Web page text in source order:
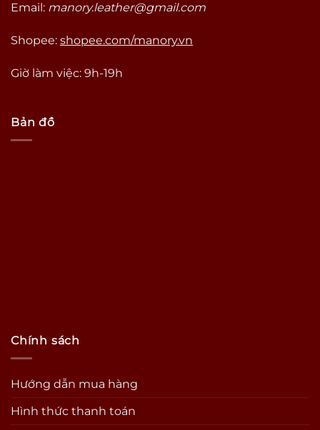
Email: manory.leather@gmail.com
Shopee: shopee.com/manory.vn
Giờ làm việc: 9h-19h
Bản đồ
Chính sách
Hướng dẫn mua hàng
Hình thức thanh toán